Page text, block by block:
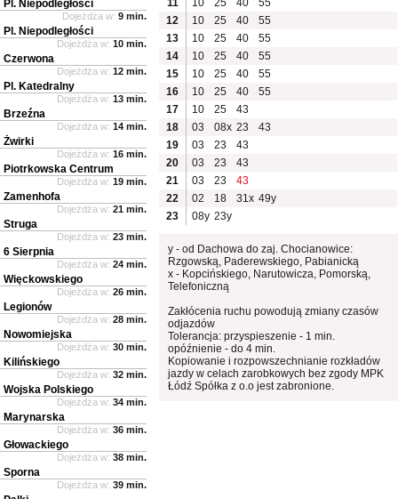
11
10 25 40
55
12
10 25 40
55
13
10 25 40
55
14
10 25 40
55
15
10 25 40
55
16
10 25 40
55
17
10 25
43
18
03 08x 23
43
19
03 23
43
20
03 23
43
21
03 23
43
22
02 18 31x 49y
23
08y 23y
y - od Dachowa do zaj. Chocianowice:
Rzgowską, Paderewskiego, Pabianicką
x - Kopcińskiego, Narutowicza, Pomorską,
Telefoniczną
Zakłócenia ruchu powodują zmiany czasów
odjazdów
Tolerancja: przyspieszenie - 1 min.
opóźnienie - do 4 min.
Kopiowanie i rozpowszechnianie rozkładów
jazdy w celach zarobkowych bez zgody MPK
Łódź Spółka z o.o jest zabronione.
Pl. Niepodległości
Dojeżdża w: 9 min.
Pl. Niepodległości
Dojeżdża w: 10 min.
Czerwona
Dojeżdża w: 12 min.
Pl. Katedralny
Dojeżdża w: 13 min.
Brzeźna
Dojeżdża w: 14 min.
Żwirki
Dojeżdża w: 16 min.
Piotrkowska Centrum
Dojeżdża w: 19 min.
Zamenhofa
Dojeżdża w: 21 min.
Struga
Dojeżdża w: 23 min.
6 Sierpnia
Dojeżdża w: 24 min.
Więckowskiego
Dojeżdża w: 26 min.
Legionów
Dojeżdża w: 28 min.
Nowomiejska
Dojeżdża w: 30 min.
Kilińskiego
Dojeżdża w: 32 min.
Wojska Polskiego
Dojeżdża w: 34 min.
Marynarska
Dojeżdża w: 36 min.
Głowackiego
Dojeżdża w: 38 min.
Sporna
Dojeżdża w: 39 min.